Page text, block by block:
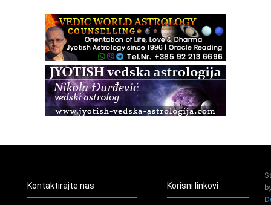
Radionica: Pomagači iz drugih dimenzija Online – otvoreno za
Zagreb+Online
Osnovni ThetaHealing® tečaj, Zagreb i Online
Access BARS®, otpusti stres
Pjesma srca / Zagreb
Kontaktirajte nas Korisni linkovi